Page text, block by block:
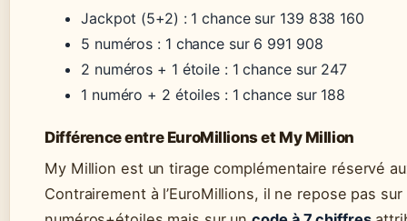
Jackpot (5+2) : 1 chance sur 139 838 160
5 numéros : 1 chance sur 6 991 908
2 numéros + 1 étoile : 1 chance sur 247
1 numéro + 2 étoiles : 1 chance sur 188
Différence entre EuroMillions et My Million
My Million est un tirage complémentaire réservé
Contrairement à l’EuroMillions, il ne repose pas